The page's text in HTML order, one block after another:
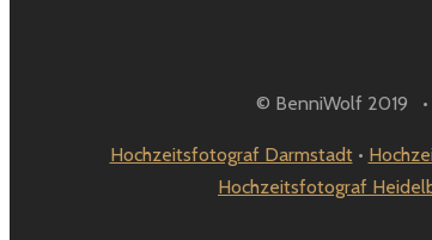
© BenniWolf 2019
Hochzeitsfotograf Darmstadt•
Hochzeitsfotograf